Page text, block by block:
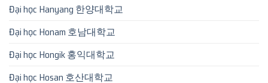
Đại học Hanyang 한양대학교
Đại học Honam 호남대학교
Đại học Hongik 홍익대학교
Đại học Hosan 호산대학교